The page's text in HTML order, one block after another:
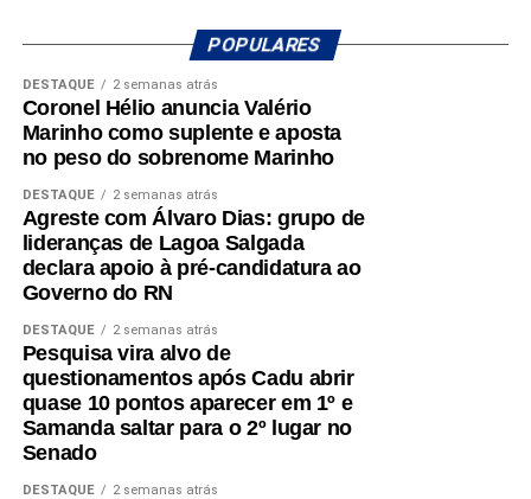
desenvolvimento do Rio Grande do Norte.
A mobilização em Macaíba representa mais um passo na
construção de uma campanha que busca ampliar sua
presença em todas as regiões do estado, fortalecendo o
diálogo com a população e reafirmando o compromisso
com o futuro dos potiguares.
POPULARES
DESTAQUE 2 semanas atrás
Coronel Hélio anuncia Valério
Marinho como suplente e aposta
no peso do sobrenome Marinho
DESTAQUE 2 semanas atrás
Agreste com Álvaro Dias: grupo de
lideranças de Lagoa Salgada
declara apoio à pré-candidatura ao
Governo do RN
DESTAQUE 2 semanas atrás
Pesquisa vira alvo de
questionamentos após Cadu abrir
quase 10 pontos aparecer em 1º e
Samanda saltar para o 2º lugar no
Senado
DESTAQUE 2 semanas atrás